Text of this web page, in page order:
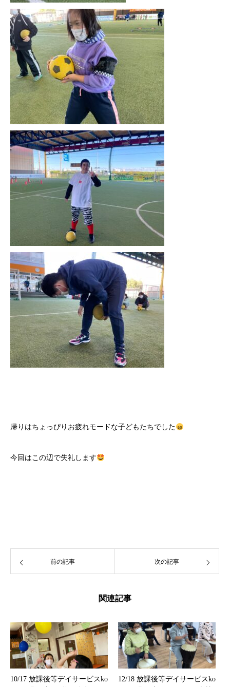
帰りはちょっぴりお疲れモードな子どもたちでした
今回はこの辺で失礼します
前の記事 次の記事
関連記事
10/17 放課後等デイサービスko
12/18 放課後等デイサービスko